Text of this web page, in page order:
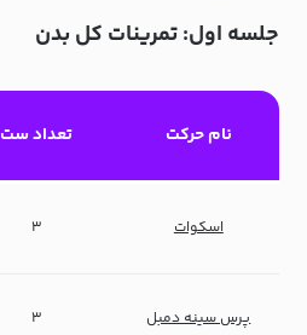
جلسه اول: تمرینات کل بدن
نام حرکت تعداد ست
اسکوات ۳
پرس سینه دمبل ۳